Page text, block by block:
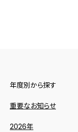
年度別から探す
重要なお知らせ
2026年